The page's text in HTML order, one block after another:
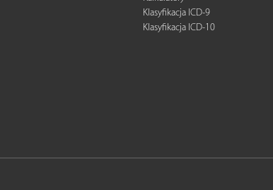
Klasyfikacja ICD-9
Klasyfikacja ICD-10